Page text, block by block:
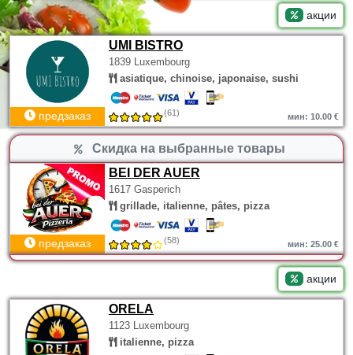
акции
UMI BISTRO
1839 Luxembourg
asiatique, chinoise, japonaise, sushi
предзаказ (61) мин: 10.00 €
Скидка на выбранные товары
BEI DER AUER
1617 Gasperich
grillade, italienne, pâtes, pizza
предзаказ (58) мин: 25.00 €
акции
ORELA
1123 Luxembourg
italienne, pizza